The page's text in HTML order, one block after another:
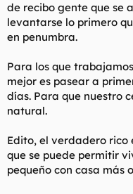
de recibo gente que se
levantarse lo primero
en penumbra.
Para los que
mejor es pasear a
días. Para que nuestro
natural.
Edito, el verdadero rico
que se puede permitir
pequeño con casa más